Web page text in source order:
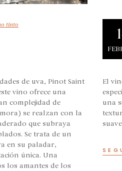
tinto
de uva, Pinot Saint
vino ofrece una
complejidad de
se realzan con la
que subraya
Se trata de un
en su paladar,
única. Una
los amantes de los
El
una